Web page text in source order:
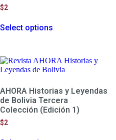
$2
Select options
The
options
be
chosen
on
AHORA Historias y Leyendas
de Bolivia Tercera
Colección (Edición 1)
$2